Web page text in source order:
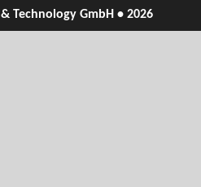
Technology GmbH • 2026